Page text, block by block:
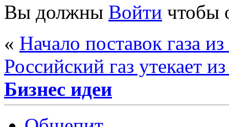
Вы должны Войти чтобы
« Начало поставок газа
Российский газ утекает
Бизнес идеи